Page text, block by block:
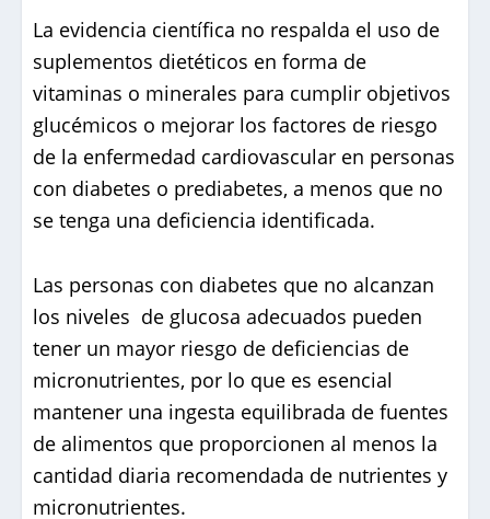
La evidencia científica no respalda el uso de
suplementos dietéticos en forma de
vitaminas o minerales para cumplir objetivos
glucémicos o mejorar los factores de riesgo
de la enfermedad cardiovascular en personas
con diabetes o prediabetes, a menos que no
se tenga una deficiencia identificada.
Las personas con diabetes que no alcanzan
los niveles de glucosa adecuados pueden
tener un mayor riesgo de deficiencias de
micronutrientes, por lo que es esencial
mantener una ingesta equilibrada de fuentes
de alimentos que proporcionen al menos la
cantidad diaria recomendada de nutrientes y
micronutrientes.